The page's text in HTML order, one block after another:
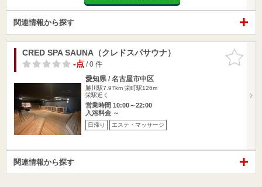
関連情報から探す
お気に入
りに追加
CRED SPA SAUNA（クレドスパサウナ）
-点/ 0 件
愛知県 / 名古屋市中区
勝川駅7.97km 栄町駅126m
栄駅近く
営業時間 10:00～22:00
入浴料金 ～
日帰り エステ・マッサージ
関連情報から探す